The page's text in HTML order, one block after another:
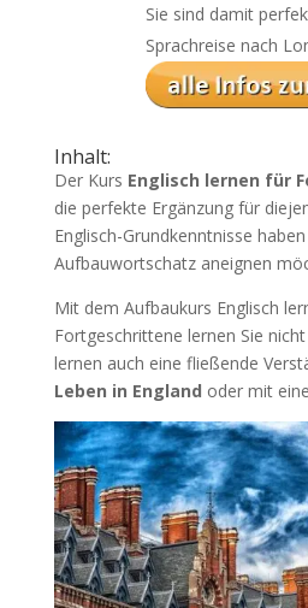
Sie sind damit
Sprachreise nach
Inhalt:
Der Kurs Englisch lernen für
die perfekte Ergänzung für
Englisch-Grundkenntnisse
Aufbauwortschatz aneignen
Mit dem Aufbaukurs Englisch
Fortgeschrittene lernen Sie
lernen auch eine fließende
Leben in England oder mit